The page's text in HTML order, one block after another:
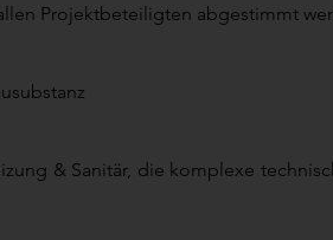
Projektbeteiligten abgestimmt
& Sanitär, die komplexe